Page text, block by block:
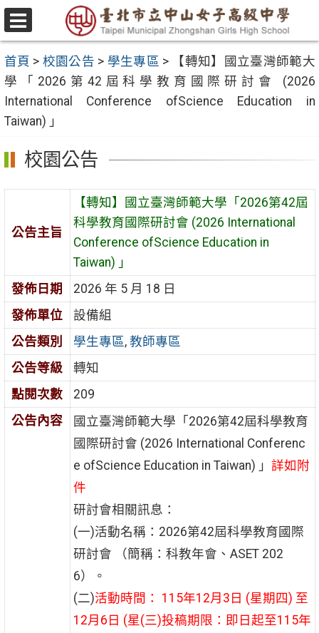
跳
至
要
內
容
區
選
單
首頁 > 校園公告 > 學生專區 >
【轉知】國立臺灣師範大
學「2026第42屆科學教育國際研討會 (2026
International Conference ofScience Education in
Taiwan) 」
校園公告
公告主旨
【轉知】國立臺灣師範大學「2026第42屆
科學教育國際研討會 (2026 International
Conference ofScience Education in
Taiwan) 」
發佈日期
2026 年 5 月 18 日
發佈單位
設備組
公告類別
學生專區, 教師專區
公告等級
轉知
點閱次數
209
公告內容
國立臺灣師範大學「2026第42屆科學教育
國際研討會 (2026 International Conferenc
e ofScience Education in Taiwan) 」 詳如附
件
研討會相關訊息：
(一)活動名稱：2026第42屆科學教育國際
研討會 （簡稱：科教年會、ASET 202
6）。
(二)活動時間： 115年12月3日 (星期四) 至
12月6日 (星(三)投稿期限：即日起至115年